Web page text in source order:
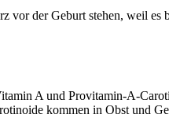
vor der Geburt stehen, weil
A und Provitamin-A-
kommen in Obst und